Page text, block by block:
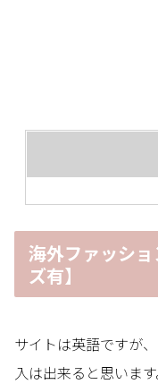
海外ファッシ
ズ有】
サイトは英語ですが
入は出来ると思いま